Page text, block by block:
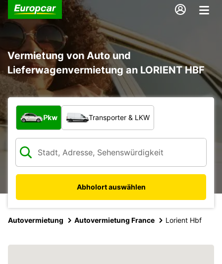
Vermietung von Auto und
Lieferwagenvermietung an LORIENT HBF
Welche Art von Fahrzeug?
Pkw Transporter & LKW
Abholort auswählen
Autovermietung Autovermietung France Lorient Hbf